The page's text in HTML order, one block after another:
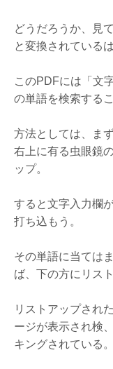
どうだろうか、見
と変換されているは
このPDFには「文
の単語を検索する
方法としては、ま
右上に有る虫眼鏡
ップ。
すると文字入力欄
打ち込もう。
その単語に当ては
ば、下の方にリス
リストアップされ
ージが表示され検
キングされている。